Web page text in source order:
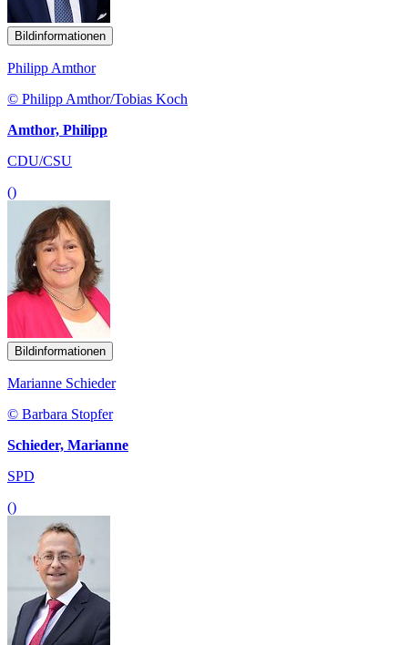
Bildinformationen
Philipp Amthor
© Philipp Amthor/Tobias Koch
Amthor, Philipp
CDU/CSU
()
Bildinformationen
Marianne Schieder
© Barbara Stopfer
Schieder, Marianne
SPD
()